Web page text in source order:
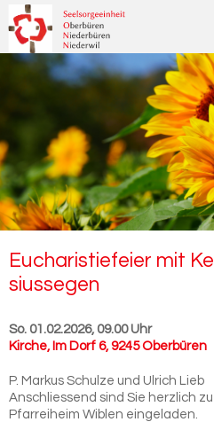
Eu­cha­ris­tie­fei­er mit
si­us­segen
So. 01.02.2026, 09.00 Uhr
Kirche, Im Dorf 6, 9245 Oberbüren
P. Markus Schulze und Ulrich Lieb
Anschliessend sind Sie herzlich
Pfarreiheim Wiblen eingeladen.